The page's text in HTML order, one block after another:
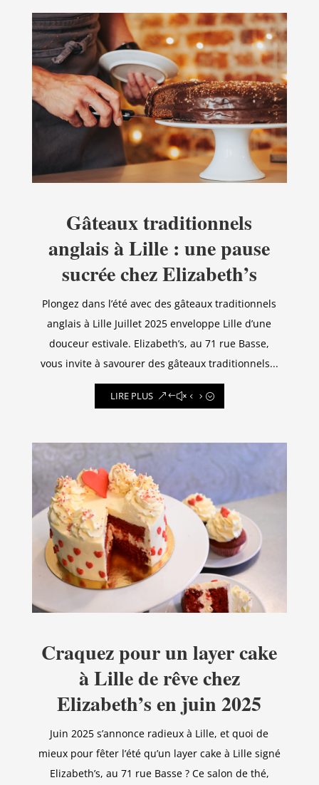
Gâteaux traditionnels
anglais à Lille : une pause
sucrée chez Elizabeth’s
Plongez dans l’été avec des gâteaux traditionnels
anglais à Lille Juillet 2025 enveloppe Lille d’une
douceur estivale. Elizabeth’s, au 71 rue Basse,
vous invite à savourer des gâteaux traditionnels...
LIRE PLUS
Craquez pour un layer cake
à Lille de rêve chez
Elizabeth’s en juin 2025
Juin 2025 s’annonce radieux à Lille, et quoi de
mieux pour fêter l’été qu’un layer cake à Lille signé
Elizabeth’s, au 71 rue Basse ? Ce salon de thé,